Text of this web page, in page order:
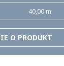
40,00 m
O PRODUKT